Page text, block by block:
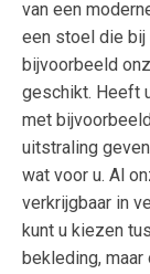
van een
een stoel die bij
bijvoorbeeld
geschikt. Heeft
met
uitstraling
wat voor u. Al
verkrijgbaar in
kunt u kiezen
bekleding,